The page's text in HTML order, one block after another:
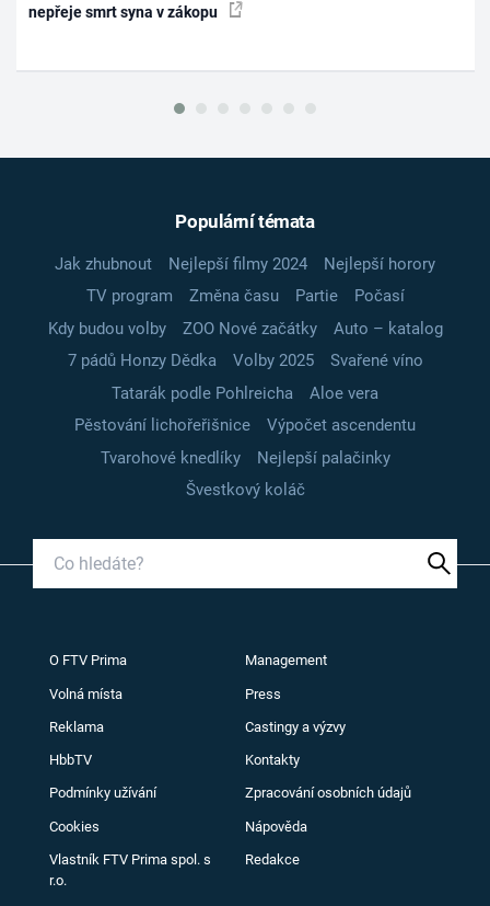
nepřeje smrt syna v zákopu
Populární témata
Jak zhubnout Nejlepší filmy 2024
Nejlepší horory
TV program
Změna času Partie
Počasí
Kdy budou volby
ZOO Nové začátky
Auto – katalog
7 pádů Honzy Dědka
Volby 2025
Svařené víno
Tatarák podle Pohlreicha
Aloe vera
Pěstování lichořeřišnice
Výpočet ascendentu
Tvarohové knedlíky
Nejlepší palačinky
Švestkový koláč
O FTV Prima Management
Volná místa Press
Reklama Castingy a výzvy
HbbTV Kontakty
Podmínky užívání Zpracování osobních údajů
Cookies Nápověda
Vlastník FTV Prima spol. s
r.o.
Redakce